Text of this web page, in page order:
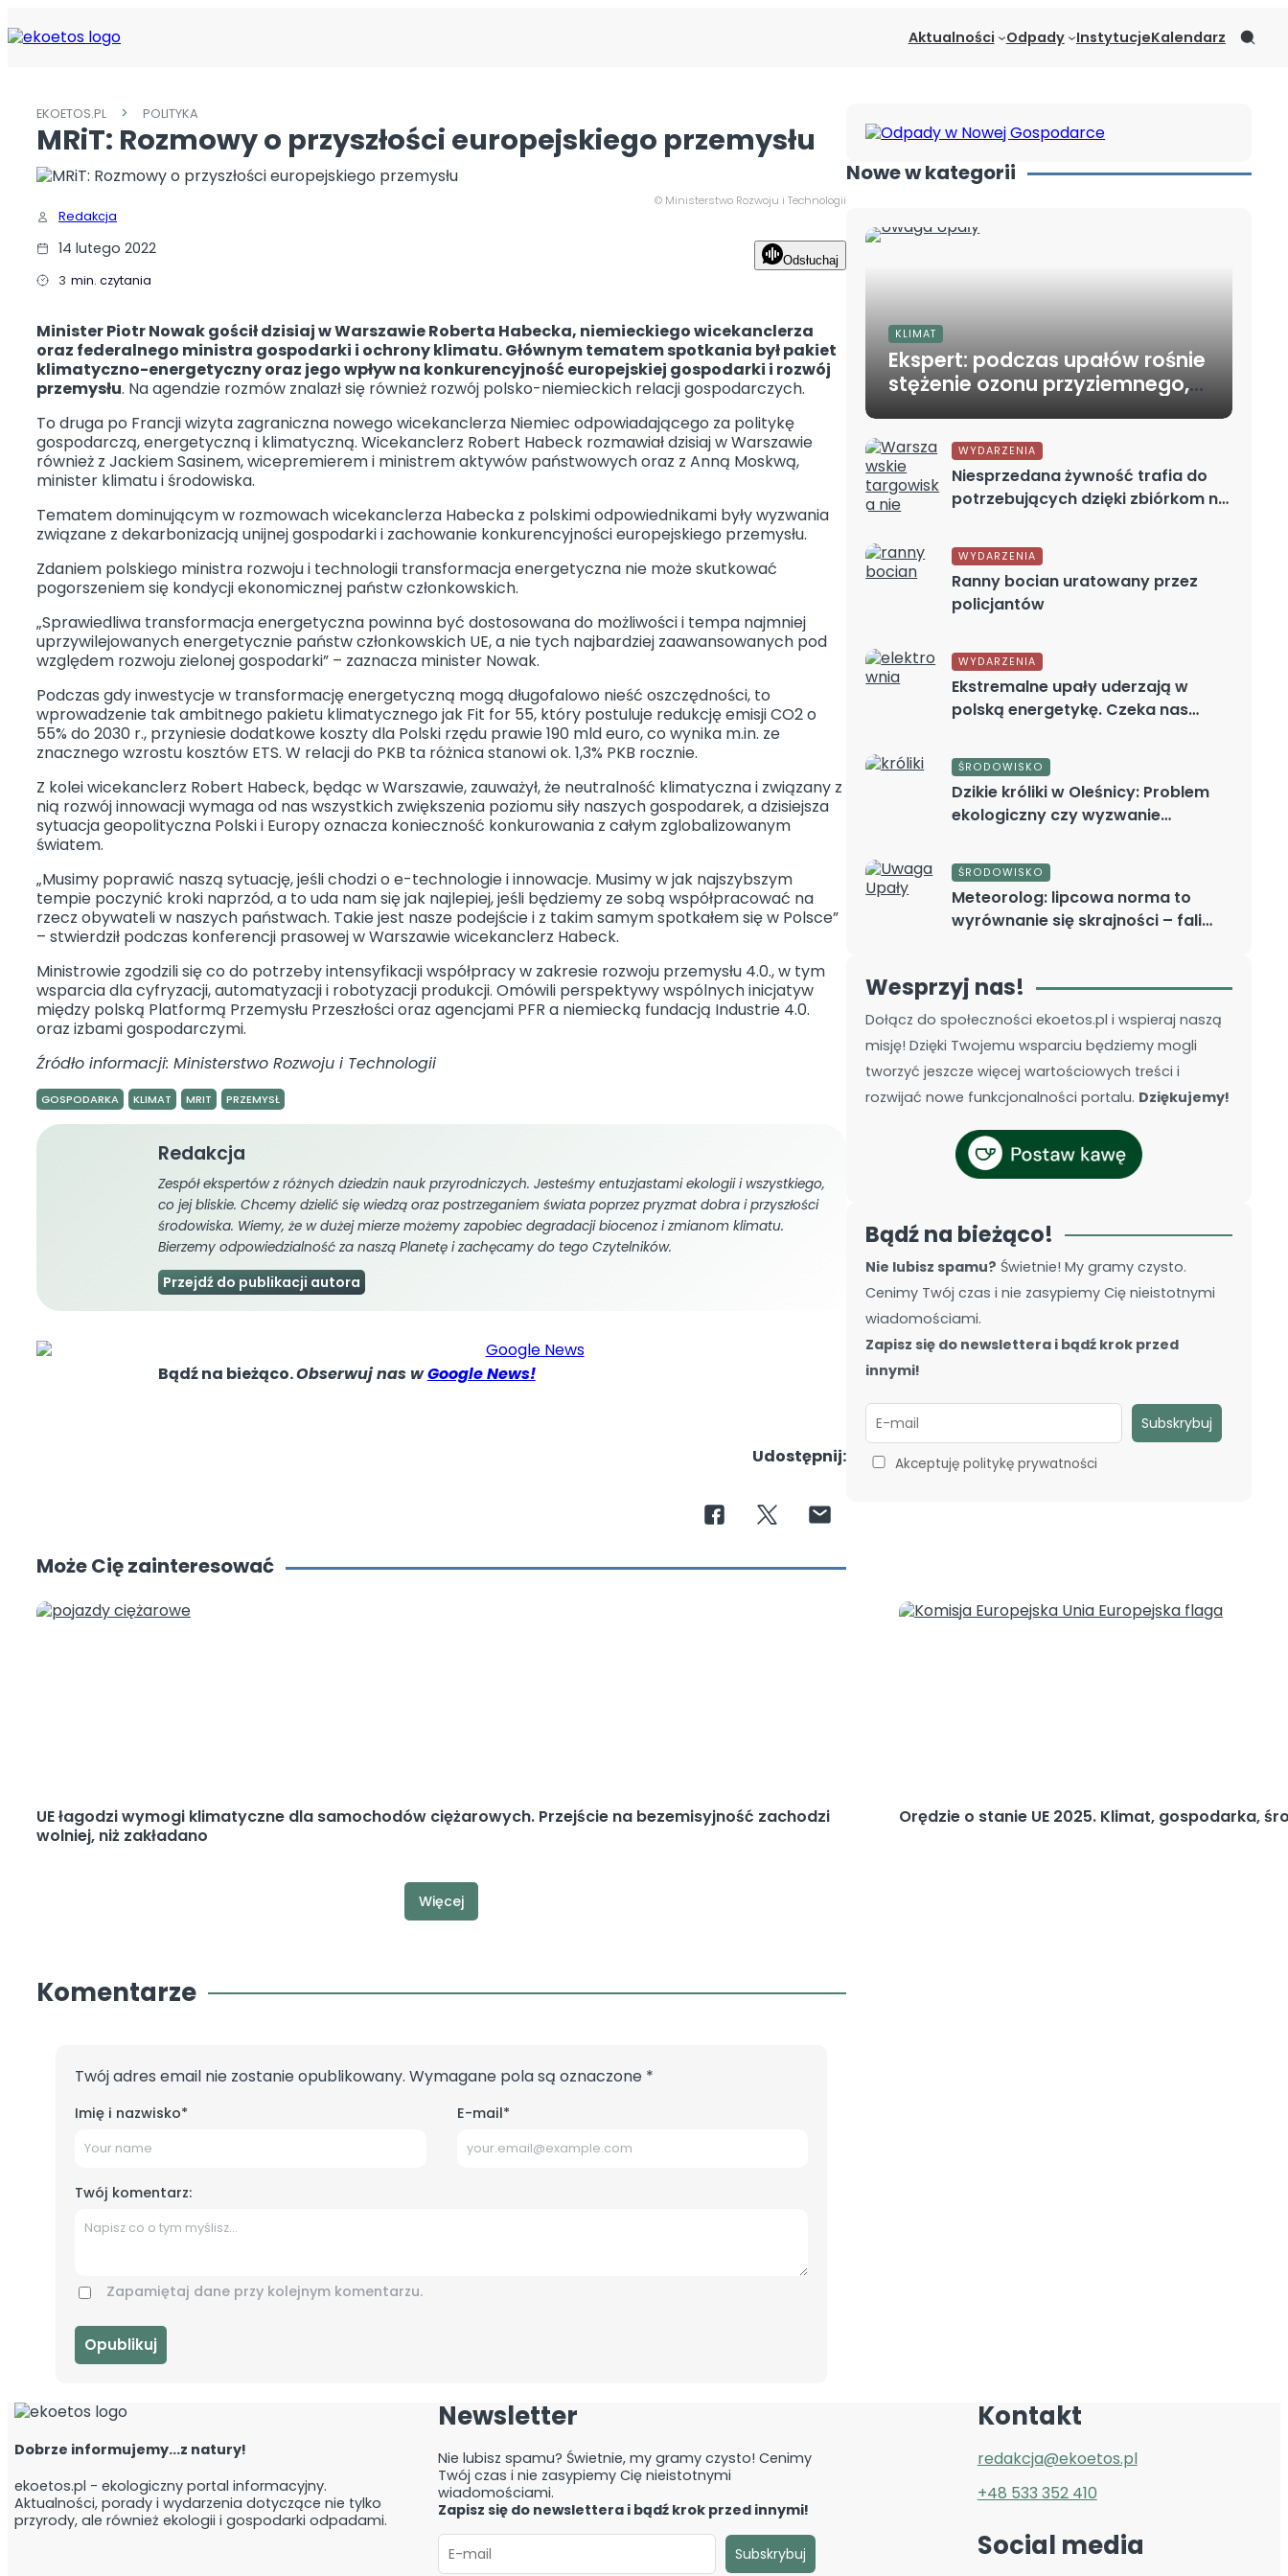
Aktualności Odpady InstytucjeKalendarz
AKTUALNOŚCI
Środowisko
Technologie
Gospodarka
Odpady
Wyszukiwarka cen odpadów
Gdzie wyrzucać?
INSTYTUCJE
EKO KALENDARZ
OGŁOSZENIA
O NAS
KONTAKT
EKOETOS.PL POLITYKA
MRiT: Rozmowy o przyszłości europejskiego przemysłu
© Ministerstwo Rozwoju i Technologii
Redakcja
14 lutego 2022
3 min. czytania
Odsłuchaj
Minister Piotr Nowak gościł dzisiaj w Warszawie Roberta Habecka, niemieckiego wicekanclerza
oraz federalnego ministra gospodarki i ochrony klimatu. Głównym tematem spotkania był pakiet
klimatyczno-energetyczny oraz jego wpływ na konkurencyjność europejskiej gospodarki i rozwój
przemysłu. Na agendzie rozmów znalazł się również rozwój polsko-niemieckich relacji gospodarczych.
To druga po Francji wizyta zagraniczna nowego wicekanclerza Niemiec odpowiadającego za politykę
gospodarczą, energetyczną i klimatyczną. Wicekanclerz Robert Habeck rozmawiał dzisiaj w Warszawie
również z Jackiem Sasinem, wicepremierem i ministrem aktywów państwowych oraz z Anną Moskwą,
minister klimatu i środowiska.
Tematem dominującym w rozmowach wicekanclerza Habecka z polskimi odpowiednikami były wyzwania
związane z dekarbonizacją unijnej gospodarki i zachowanie konkurencyjności europejskiego przemysłu.
Zdaniem polskiego ministra rozwoju i technologii transformacja energetyczna nie może skutkować
pogorszeniem się kondycji ekonomicznej państw członkowskich.
„Sprawiedliwa transformacja energetyczna powinna być dostosowana do możliwości i tempa najmniej
uprzywilejowanych energetycznie państw członkowskich UE, a nie tych najbardziej zaawansowanych pod
względem rozwoju zielonej gospodarki” – zaznacza minister Nowak.
Podczas gdy inwestycje w transformację energetyczną mogą długofalowo nieść oszczędności, to
wprowadzenie tak ambitnego pakietu klimatycznego jak Fit for 55, który postuluje redukcję emisji CO2 o
55% do 2030 r., przyniesie dodatkowe koszty dla Polski rzędu prawie 190 mld euro, co wynika m.in. ze
znacznego wzrostu kosztów ETS. W relacji do PKB ta różnica stanowi ok. 1,3% PKB rocznie.
Z kolei wicekanclerz Robert Habeck, będąc w Warszawie, zauważył, że neutralność klimatyczna i związany z
nią rozwój innowacji wymaga od nas wszystkich zwiększenia poziomu siły naszych gospodarek, a dzisiejsza
sytuacja geopolityczna Polski i Europy oznacza konieczność konkurowania z całym zglobalizowanym
światem.
„Musimy poprawić naszą sytuację, jeśli chodzi o e-technologie i innowacje. Musimy w jak najszybszym
tempie poczynić kroki naprzód, a to uda nam się jak najlepiej, jeśli będziemy ze sobą współpracować na
rzecz obywateli w naszych państwach. Takie jest nasze podejście i z takim samym spotkałem się w Polsce”
– stwierdził podczas konferencji prasowej w Warszawie wicekanclerz Habeck.
Ministrowie zgodzili się co do potrzeby intensyfikacji współpracy w zakresie rozwoju przemysłu 4.0., w tym
wsparcia dla cyfryzacji, automatyzacji i robotyzacji produkcji. Omówili perspektywy wspólnych inicjatyw
między polską Platformą Przemysłu Przeszłości oraz agencjami PFR a niemiecką fundacją Industrie 4.0.
oraz izbami gospodarczymi.
Źródło informacji: Ministerstwo Rozwoju i Technologii
GOSPODARKA KLIMAT MRIT PRZEMYSŁ
Redakcja
Zespół ekspertów z różnych dziedzin nauk przyrodniczych. Jesteśmy entuzjastami ekologii i wszystkiego,
co jej bliskie. Chcemy dzielić się wiedzą oraz postrzeganiem świata poprzez pryzmat dobra i przyszłości
środowiska. Wiemy, że w dużej mierze możemy zapobiec degradacji biocenoz i zmianom klimatu.
Bierzemy odpowiedzialność za naszą Planetę i zachęcamy do tego Czytelników.
Przejdź do publikacji autora
Bądź na bieżąco.Obserwuj nas wGoogle News!
Udostępnij:
Może Cię zainteresować
UE łagodzi wymogi klimatyczne dla samochodów ciężarowych. Przejście na bezemisyjność zachodzi
wolniej, niż zakładano
Orędzie o stanie UE 2025. Klimat, gospodarka,
Więcej
Komentarze
Twój adres email nie zostanie opublikowany. Wymagane pola są oznaczone *
Twój komentarz:
Imię i nazwisko* E-mail*
Zapamiętaj dane przy kolejnym komentarzu.
Nowe w kategorii
KLIMAT
Ekspert: podczas upałów rośnie
stężenie ozonu przyziemnego,
WYDARZENIA
Niesprzedana żywność trafia do
potrzebujących dzięki zbiórkom na
WYDARZENIA
Ranny bocian uratowany przez
policjantów
WYDARZENIA
Ekstremalne upały uderzają w
polską energetykę. Czeka nas
ŚRODOWISKO
Dzikie króliki w Oleśnicy: Problem
ekologiczny czy wyzwanie
ŚRODOWISKO
Meteorolog: lipcowa norma to
wyrównanie się skrajności – fali
Wesprzyj nas!
Dołącz do społeczności ekoetos.pl i wspieraj naszą
misję! Dzięki Twojemu wsparciu będziemy mogli
tworzyć jeszcze więcej wartościowych treści i
rozwijać nowe funkcjonalności portalu. Dziękujemy!
Bądź na bieżąco!
Nie lubisz spamu? Świetnie! My gramy czysto.
Cenimy Twój czas i nie zasypiemy Cię nieistotnymi
wiadomościami.
Zapisz się do newslettera i bądź krok przed
innymi!
Akceptuję politykę prywatności
Dobrze informujemy...z natury!
ekoetos.pl - ekologiczny portal informacyjny.
Aktualności, porady i wydarzenia dotyczące nie tylko
przyrody, ale również ekologii i gospodarki odpadami.
Newsletter
Nie lubisz spamu? Świetnie, my gramy czysto! Cenimy
Twój czas i nie zasypiemy Cię nieistotnymi
wiadomościami.
Zapisz się do newslettera i bądź krok przed innymi!
Kontakt
redakcja@ekoetos.pl
+48 533 352 410
Social media